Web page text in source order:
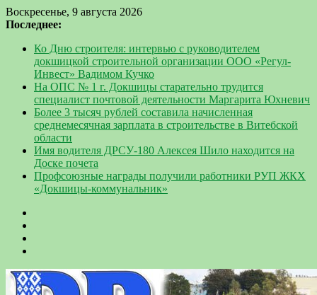
Воскресенье, 9 августа 2026
Последнее:
Ко Дню строителя: интервью с руководителем
докшицкой строительной организации ООО «Регул-
Инвест» Вадимом Кучко
На ОПС № 1 г. Докшицы старательно трудится
специалист почтовой деятельности Маргарита Юхневич
Более 3 тысяч рублей составила начисленная
среднемесячная зарплата в строительстве в Витебской
области
Имя водителя ДРСУ-180 Алексея Шило находится на
Доске почета
Профсоюзные награды получили работники РУП ЖКХ
«Докшицы-коммунальник»